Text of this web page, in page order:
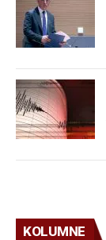
KOLUMNE